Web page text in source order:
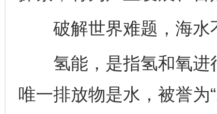
破解世界难题，海水
氢能，是指氢和氧进
唯一排放物是水，被誉为